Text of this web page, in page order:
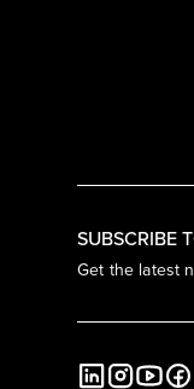
SUBSCRIBE
Get the latest